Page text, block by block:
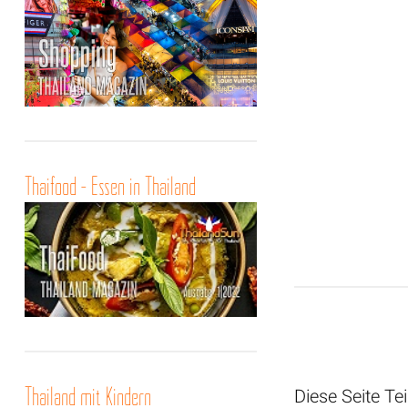
Diese Seite
Thaifood - Essen in Thailand
Thailand mit Kindern